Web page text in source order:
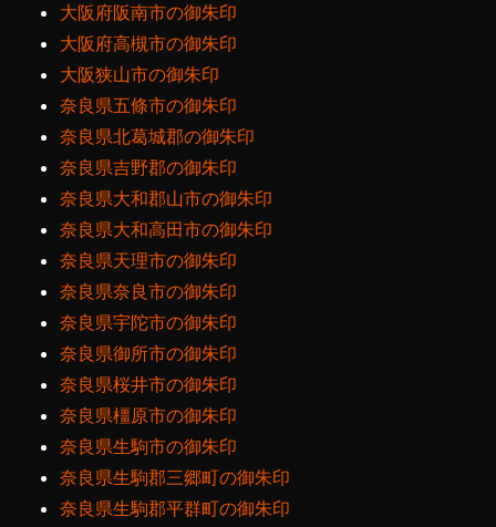
大阪府阪南市の御朱印
大阪府高槻市の御朱印
大阪狭山市の御朱印
奈良県五條市の御朱印
奈良県北葛城郡の御朱印
奈良県吉野郡の御朱印
奈良県大和郡山市の御朱印
奈良県大和高田市の御朱印
奈良県天理市の御朱印
奈良県奈良市の御朱印
奈良県宇陀市の御朱印
奈良県御所市の御朱印
奈良県桜井市の御朱印
奈良県橿原市の御朱印
奈良県生駒市の御朱印
奈良県生駒郡三郷町の御朱印
奈良県生駒郡平群町の御朱印